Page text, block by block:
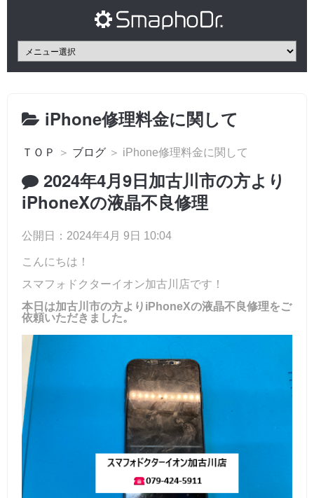
iPhone修理料金に関して
ＴＯＰ ＞ ブログ ＞ iPhone修理料金に関して
2024年4月9日加古川市の方より
iPhoneXの液晶不良修理
公開日：2024年4月 9日 10:04
こんにちは！
スマフォドクターイオン加古川店です！
本日は加古川市の方よりiPhoneXの液晶不良修理をご
依頼いただきました。